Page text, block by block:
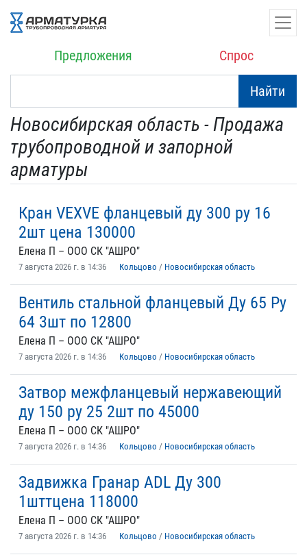
Предложения Спрос
Найти
Новосибирская область - Продажа
трубопроводной и запорной
арматуры
Кран VEXVE фланцевый ду 300 ру 16
2шт цена 130000
Елена П – ООО СК "АШРО"
7 августа 2026 г. в 14:36 Кольцово / Новосибирская область
Вентиль стальной фланцевый Ду 65 Ру
64 3шт по 12800
Елена П – ООО СК "АШРО"
7 августа 2026 г. в 14:36 Кольцово / Новосибирская область
Затвор межфланцевый нержавеющий
ду 150 ру 25 2шт по 45000
Елена П – ООО СК "АШРО"
7 августа 2026 г. в 14:36 Кольцово / Новосибирская область
Задвижка Гранар ADL Ду 300
1шттцена 118000
Елена П – ООО СК "АШРО"
7 августа 2026 г. в 14:36 Кольцово / Новосибирская область